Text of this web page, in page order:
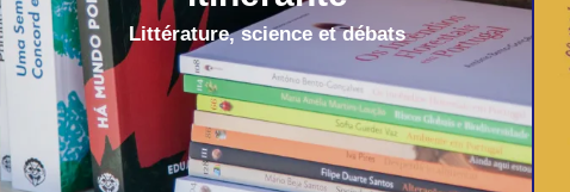
Littérature, science et débats